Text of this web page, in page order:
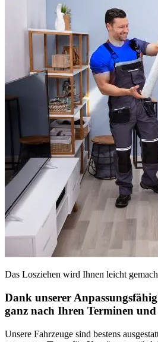
Das Losziehen wird Ihnen leicht
Dank unserer
ganz nach Ihren Terminen
Unsere Fahrzeuge sind bestens